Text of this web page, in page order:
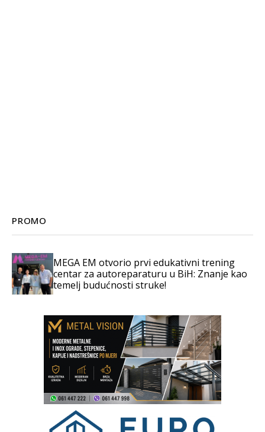
PROMO
MEGA EM otvorio prvi edukativni trening
centar za autoreparaturu u BiH: Znanje kao
temelj budućnosti struke!